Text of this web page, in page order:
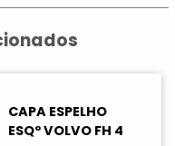
CAPA ESPELHO
ESQº VOLVO FH 4